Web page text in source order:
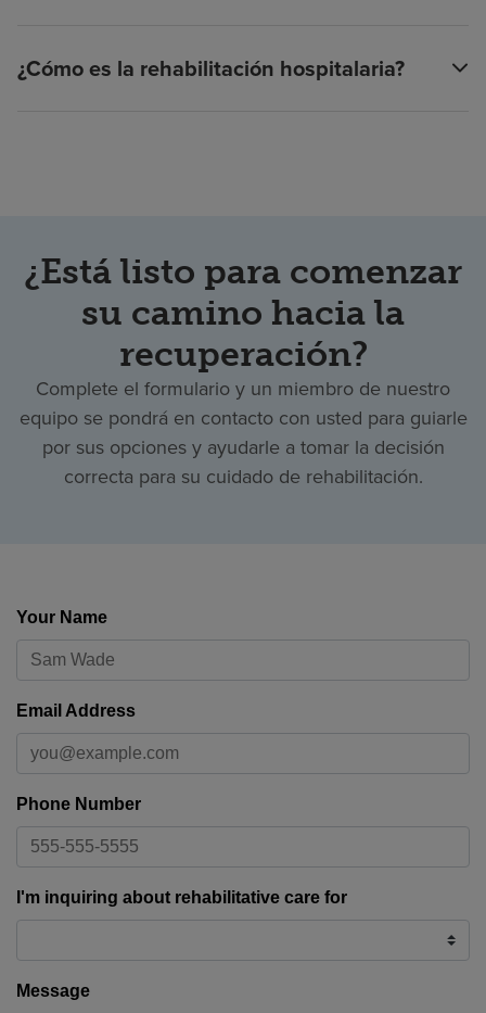
¿Cómo es la rehabilitación hospitalaria?
¿Está listo para comenzar
su camino hacia la
recuperación?
Complete el formulario y un miembro de nuestro
equipo se pondrá en contacto con usted para guiarle
por sus opciones y ayudarle a tomar la decisión
correcta para su cuidado de rehabilitación.